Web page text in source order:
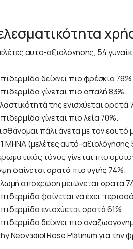
αυτο-αξιολόγησης, 54
δείχνει πιο φρέσκια 78%.
γίνεται πιο απαλή 83%.
της ενισχύεται ορατά
γίνεται πιο λεία 70%.
πάλι άνετα με τον εαυτό
ΜΗΝΑ (μελέτες αυτό-αξιολόγησης
τόνος γίνεται πιο
φαίνεται ορατά πιο υγιής 74%.
απόχρωση μειώνεται ορατά
φαίνεται να έχει
ενισχύεται ορατά 61%.
δείχνει πιο
Neovadiol Rose Platinum για την